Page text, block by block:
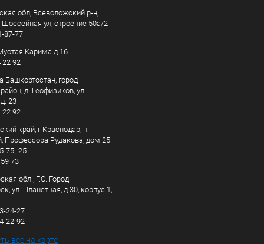
обл, Всеволожский р-н,
Шоссейная ул, строение 50а/2
87-77
Карима д.16
22 92
Башкортостан, город
д. Геофизиков, ул.
23
22 92
край, г Краснодар, п
Профессора Рудакова, дом 25
75- 25
73
обл., Г.О. Город
ул. Планетная, д.30, корпус 1,
24-27
22-92
все на карте